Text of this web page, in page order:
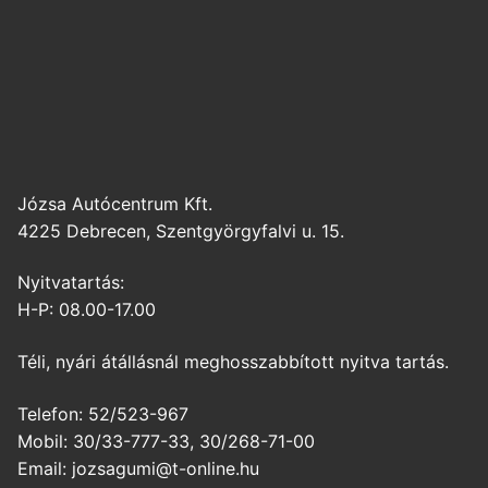
Józsa Autócentrum Kft.
4225 Debrecen, Szentgyörgyfalvi u. 15.
Nyitvatartás:
H-P: 08.00-17.00
Téli, nyári átállásnál meghosszabbított nyitva tartás.
Telefon: 52/523-967
Mobil: 30/33-777-33, 30/268-71-00
Email: jozsagumi@t-online.hu